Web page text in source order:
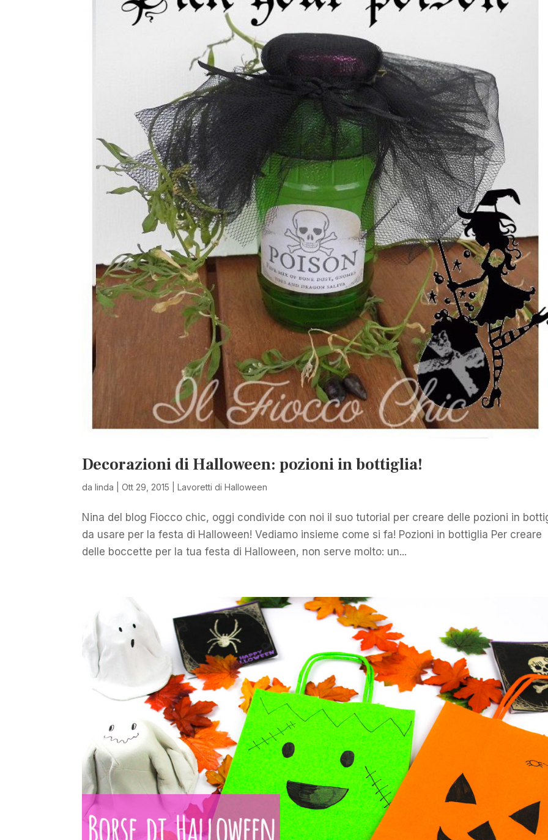
Decorazioni di Halloween: pozioni in bottiglia!
dalinda |Ott 29, 2015 |Lavoretti di Halloween
Nina del blog Fiocco chic, oggi condivide con noi il suo tutorial per creare delle pozioni in
da usare per la festa di Halloween! Vediamo insieme come si fa! Pozioni in bottiglia Per creare
delle boccette per la tua festa di Halloween, non serve molto: un...